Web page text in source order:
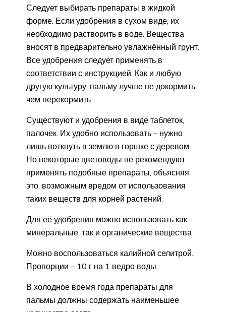
Следует выбирать препараты в жидкой
форме. Если удобрения в сухом виде, их
необходимо растворить в воде. Вещества
вносят в предварительно увлажнённый грунт.
Все удобрения следует применять в
соответствии с инструкцией. Как и любую
другую культуру, пальму лучше не докормить,
чем перекормить.
Существуют и удобрения в виде таблеток,
палочек. Их удобно использовать – нужно
лишь воткнуть в землю в горшке с деревом.
Но некоторые цветоводы не рекомендуют
применять подобные препараты, объясняя
это, возможным вредом от использования
таких веществ для корней растений.
Для её удобрения можно использовать как
минеральные, так и органические вещества
Можно воспользоваться калийной селитрой.
Пропорции – 10 г на 1 ведро воды.
В холодное время года препараты для
пальмы должны содержать наименьшее